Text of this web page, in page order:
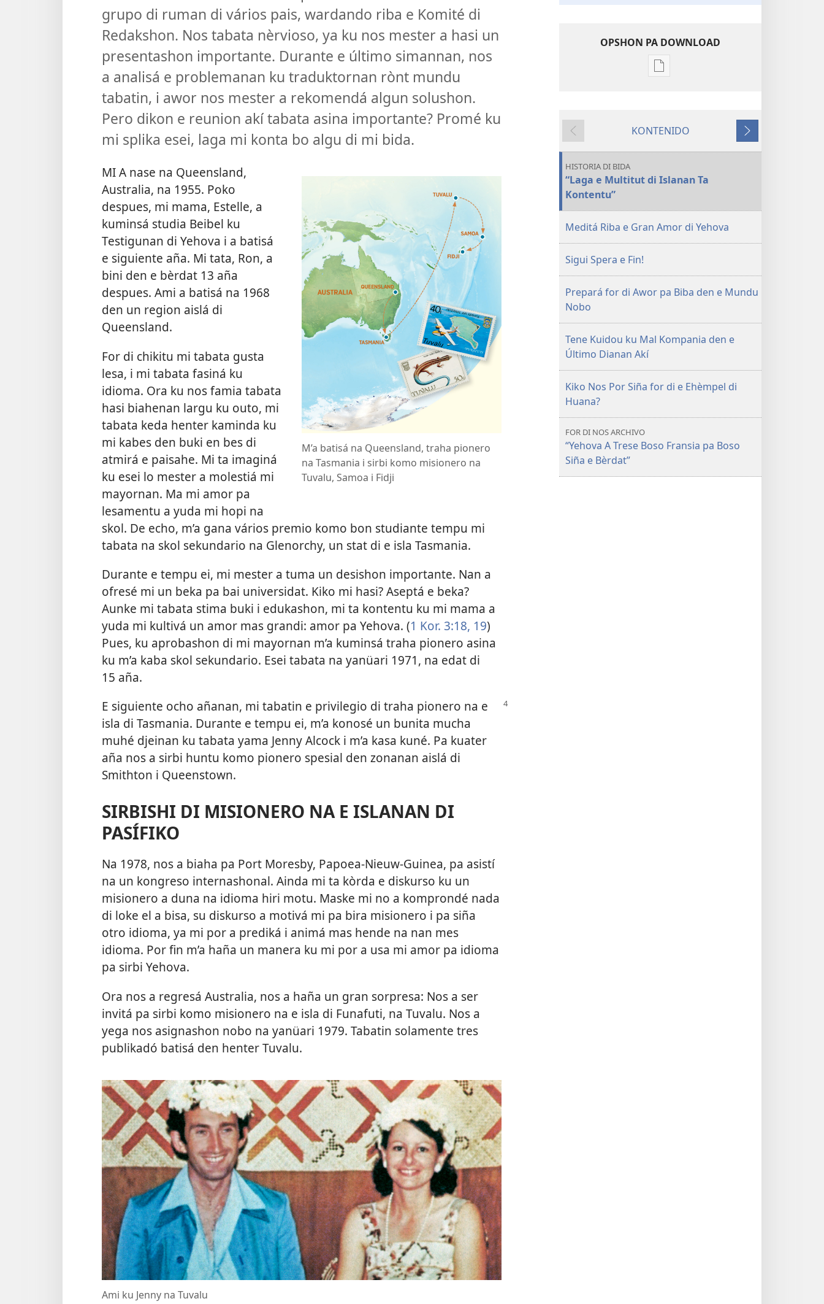
grupo di ruman di vários pais, wardando riba e Komité di
Redakshon. Nos tabata nèrvioso, ya ku nos mester a hasi un
presentashon importante. Durante e último simannan, nos
a analisá e problemanan ku traduktornan rònt mundu
tabatin, i awor nos mester a rekomendá algun solushon.
Pero dikon e reunion akí tabata asina importante? Promé ku
mi splika esei, laga mi konta bo algu di mi bida.
M’a batisá na Queensland, traha pionero
na Tasmania i sirbi komo misionero na
Tuvalu, Samoa i Fidji
MI A nase na Queensland,
Australia, na 1955. Poko
despues, mi mama, Estelle, a
kuminsá studia Beibel ku
Testigunan di Yehova i a batisá
e siguiente aña. Mi tata, Ron, a
bini den e bèrdat 13 aña
despues. Ami a batisá na 1968
den un region aislá di
Queensland.
For di chikitu mi tabata gusta
lesa, i mi tabata fasiná ku
idioma. Ora ku nos famia tabata
hasi biahenan largu ku outo, mi
tabata keda henter kaminda ku
mi kabes den buki en bes di
atmirá e paisahe. Mi ta imaginá
ku esei lo mester a molestiá mi
mayornan. Ma mi amor pa
lesamentu a yuda mi hopi na
skol. De echo, m’a gana vários premio komo bon studiante tempu mi
tabata na skol sekundario na Glenorchy, un stat di e isla Tasmania.
Durante e tempu ei, mi mester a tuma un desishon importante. Nan a
ofresé mi un beka pa bai universidat. Kiko mi hasi? Aseptá e beka?
Aunke mi tabata stima buki i edukashon, mi ta kontentu ku mi mama a
yuda mi kultivá un amor mas grandi: amor pa Yehova. (1 Kor. 3:18, 19)
Pues, ku aprobashon di mi mayornan m’a kuminsá traha pionero asina
ku m’a kaba skol sekundario. Esei tabata na yanüari 1971, na edat di
15 aña.
E siguiente ocho añanan, mi tabatin e privilegio di traha pionero na e
isla di Tasmania. Durante e tempu ei, m’a konosé un bunita mucha
muhé djeinan ku tabata yama Jenny Alcock i m’a kasa kuné. Pa kuater
aña nos a sirbi huntu komo pionero spesial den zonanan aislá di
Smithton i Queenstown.
SIRBISHI DI MISIONERO NA E ISLANAN DI
PASÍFIKO
Na 1978, nos a biaha pa Port Moresby, Papoea-Nieuw-Guinea, pa asistí
na un kongreso internashonal. Ainda mi ta kòrda e diskurso ku un
misionero a duna na idioma hiri motu. Maske mi no a komprondé nada
di loke el a bisa, su diskurso a motivá mi pa bira misionero i pa siña
otro idioma, ya mi por a prediká i animá mas hende na nan mes
idioma. Por fin m’a haña un manera ku mi por a usa mi amor pa idioma
pa sirbi Yehova.
Ora nos a regresá Australia, nos a haña un gran sorpresa: Nos a ser
invitá pa sirbi komo misionero na e isla di Funafuti, na Tuvalu. Nos a
yega nos asignashon nobo na yanüari 1979. Tabatin solamente tres
publikadó batisá den henter Tuvalu.
Ami ku Jenny na Tuvalu
OPSHON PA DOWNLOAD
Opshon
E
VIGILANSIA
ESTUDIO)
Ougùstùs 2015
Anterior
KONTENIDO
Siguiente
HISTORIA DI BIDA
“Laga e Multitut di Islanan Ta
Kontentu”
Meditá Riba e Gran Amor di Yehova
Sigui Spera e Fin!
Prepará for di Awor pa Biba den e Mundu
Nobo
Tene Kuidou ku Mal Kompania den e
Último Dianan Akí
Kiko Nos Por Siña for di e Ehèmpel di
Huana?
FOR DI NOS ARCHIVO
“Yehova A Trese Boso Fransia pa Boso
Siña e Bèrdat”